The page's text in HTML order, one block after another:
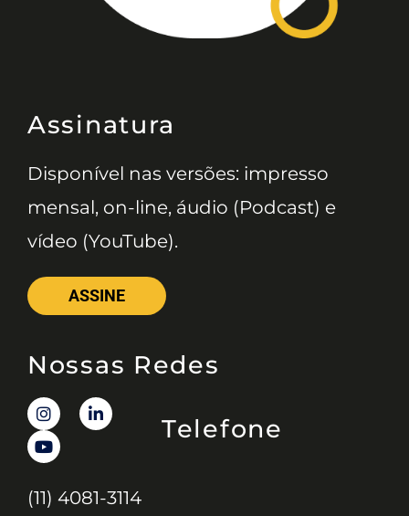
Assinatura
Disponível nas versões: impresso
mensal, on-line, áudio (Podcast) e
vídeo (YouTube).
ASSINE
Nossas Redes
Telefone
(11) 4081-3114